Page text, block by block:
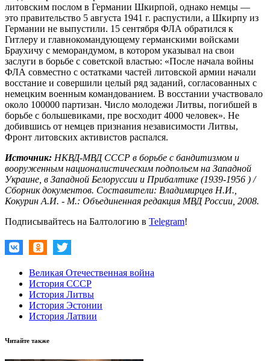
литовским послом в Германии Шкирпой, однако немцы —
это правительство 5 августа 1941 г. распустили, а Шкирпу из
Германии не выпустили. 15 сентября ФЛА обратился к
Гитлеру и главнокомандующему германскими войсками
Браухичу с меморандумом, в котором указывал на свои
заслуги в борьбе с советской властью: «После начала войны
ФЛА совместно с остатками частей литовской армии начали
восстание и совершили целый ряд заданий, согласованных с
немецким военным командованием. В восстании участвовало
около 100000 партизан. Число молодежи Литвы, погибшей в
борьбе с большевиками, пре восходит 4000 человек». Не
добившись от немцев признания независимости Литвы,
Фронт литовских активистов распался.
Источник: НКВД-МВД СССР в борьбе с бандитизмом и
вооруженным националистическим подпольем на Западной
Украине, в Западной Белоруссии и Прибалтике (1939-1956 ) /
Сборник документов. Составители: Владимирцев Н.И.,
Кокурин А.И. - М.: Объединенная редакция МВД России, 2008.
Подписывайтесь на Балтологию в Telegram!
Великая Отечественная война
История СССР
История Литвы
История Эстонии
История Латвии
Читайте также